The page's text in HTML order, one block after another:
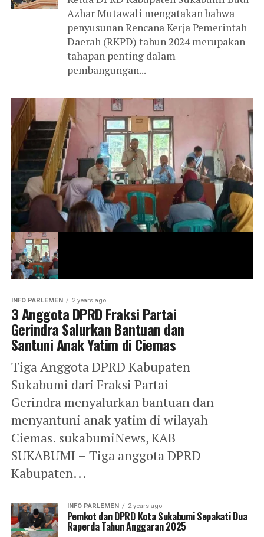
Azhar Mutawali mengatakan bahwa
penyusunan Rencana Kerja Pemerintah
Daerah (RKPD) tahun 2024 merupakan
tahapan penting dalam
pembangungan...
INFO PARLEMEN 2 years ago
3 Anggota DPRD Fraksi Partai
Gerindra Salurkan Bantuan dan
Santuni Anak Yatim di Ciemas
Tiga Anggota DPRD Kabupaten
Sukabumi dari Fraksi Partai
Gerindra menyalurkan bantuan dan
menyantuni anak yatim di wilayah
Ciemas. sukabumiNews, KAB
SUKABUMI – Tiga anggota DPRD
Kabupaten...
INFO PARLEMEN 2 years ago
Pemkot dan DPRD Kota Sukabumi Sepakati Dua
Raperda Tahun Anggaran 2025